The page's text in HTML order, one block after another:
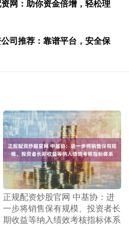
网：助你资金倍增，轻松理
司推荐：靠谱平台，安全保
正规配资炒股官网 中基协：进
一步将销售保有规模、投资者长
期收益等纳入绩效考核指标体系